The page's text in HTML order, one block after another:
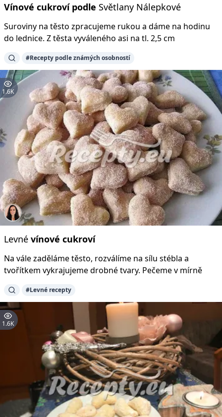
Vínové cukroví podle Světlany Nálepkové
Suroviny na těsto zpracujeme rukou a dáme na hodinu
do lednice. Z těsta vyváleného asi na tl. 2,5 cm
#Recepty podle známých osobností
1.6K
Levné vínové cukroví
Na vále zaděláme těsto, rozválíme na sílu stébla a
tvořítkem vykrajujeme drobné tvary. Pečeme v mírně
#Levné recepty
1.6K